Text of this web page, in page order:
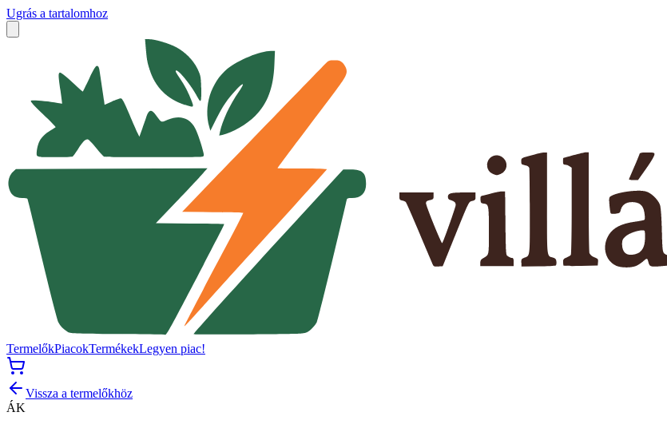
Ugrás a tartalomhoz
TermelőkPiacokTermékekLegyen piac!
Vissza a termelőkhöz
ÁK